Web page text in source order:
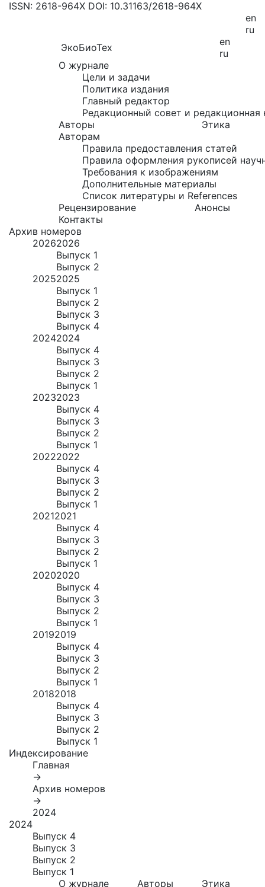
ISSN: 2618-964X DOI: 10.31163/2618-964X
en
ru
ЭкоБиоТех
en
ru
О журнале
Цели и задачи
Политика издания
Главный редактор
Редакционный совет и редакционная
Авторы
Этика
Авторам
Правила предоставления статей
Правила оформления рукописей
Требования к изображениям
Дополнительные материалы
Список литературы и References
Рецензирование
Анонсы
Контакты
Архив номеров
20262026
Выпуск 1
Выпуск 2
20252025
Выпуск 1
Выпуск 2
Выпуск 3
Выпуск 4
20242024
Выпуск 4
Выпуск 3
Выпуск 2
Выпуск 1
20232023
Выпуск 4
Выпуск 3
Выпуск 2
Выпуск 1
20222022
Выпуск 4
Выпуск 3
Выпуск 2
Выпуск 1
20212021
Выпуск 4
Выпуск 3
Выпуск 2
Выпуск 1
20202020
Выпуск 4
Выпуск 3
Выпуск 2
Выпуск 1
20192019
Выпуск 4
Выпуск 3
Выпуск 2
Выпуск 1
20182018
Выпуск 4
Выпуск 3
Выпуск 2
Выпуск 1
Индексирование
Главная
→
Архив номеров
→
2024
2024
Выпуск 4
Выпуск 3
Выпуск 2
Выпуск 1
О журнале
Авторы
Этика